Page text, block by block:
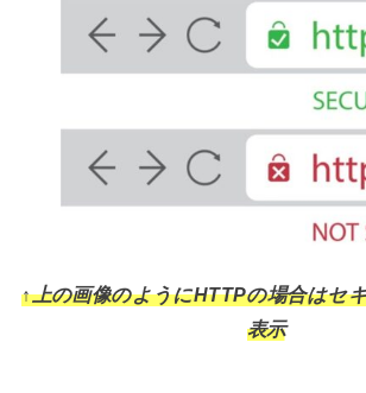
↑上の画像のようにHTTPの場合はセ
表示